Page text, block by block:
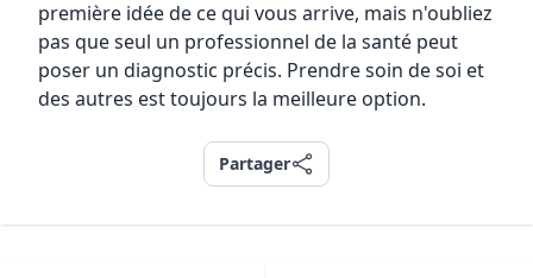
première idée de ce qui vous arrive, mais n'oubliez
pas que seul un professionnel de la santé peut
poser un diagnostic précis. Prendre soin de soi et
des autres est toujours la meilleure option.
Partager
Partager